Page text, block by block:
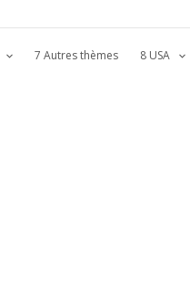
7 Autres thèmes 8 USA